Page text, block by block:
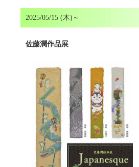
2025/05/15 (木)～
佐藤潤作品展